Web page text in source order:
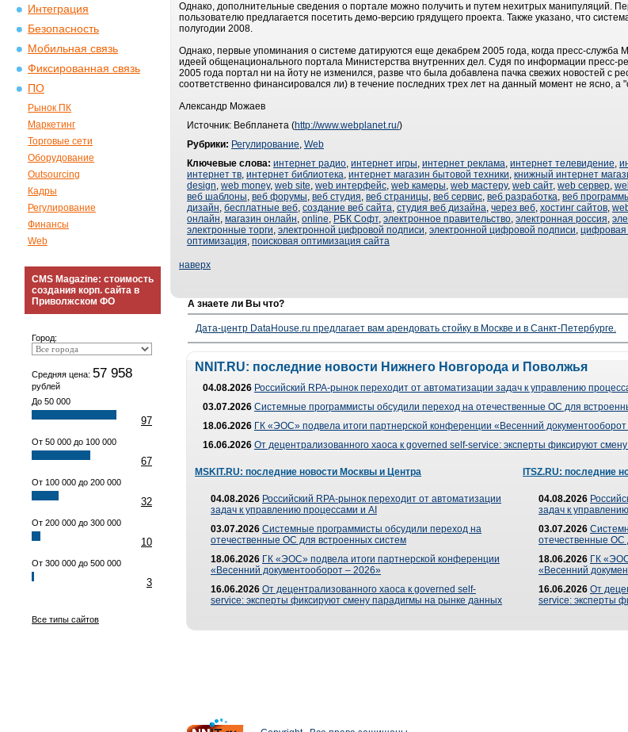
Интеграция
Безопасность
Мобильная связь
Фиксированная связь
ПО
Рынок ПК
Маркетинг
Торговые сети
Оборудование
Outsourcing
Кадры
Регулирование
Финансы
Web
CMS Magazine: стоимость
создания корп. сайта в
Приволжском ФО
Город:
Средняя цена: 57 958
рублей
До 50 000
97
От 50 000 до 100 000
67
От 100 000 до 200 000
32
От 200 000 до 300 000
10
От 300 000 до 500 000
3
Все типы сайтов
Однако, дополнительные сведения о портале можно получить и путем нехитрых манипуляций.
пользователю предлагается посетить демо-версию грядущего проекта. Также указано, что
полугодии 2008.
Однако, первые упоминания о системе датируются еще декабрем 2005 года, когда пресс-
идеей общенационального портала Министерства внутренних дел. Судя по информации пресс-
2005 года портал ни на йоту не изменился, разве что была добавлена пачка свежих новостей с
соответственно финансировался ли) в течение последних трех лет на данный момент не ясно,
Александр Можаев
Источник: Вебпланета (http://www.webplanet.ru/)
Рубрики: Регулирование, Web
Ключевые слова: интернет радио, интернет игры, интернет реклама, интернет телевидение,
интернет тв, интернет библиотека, интернет магазин бытовой техники, книжный интернет
design, web money, web site, web интерфейс, web камеры, web мастеру, web сайт, web сервер,
веб шаблоны, веб форумы, веб студия, веб страницы, веб сервис, веб разработка, веб
дизайн, бесплатные веб, создание веб сайта, студия веб дизайна, через веб, хостинг сайтов,
онлайн, магазин онлайн, online, РБК Софт, электронное правительство, электронная россия,
электронные торги, электронной цифровой подписи, электронной цифровой подписи, цифровая
оптимизация, поисковая оптимизация сайта
наверх
А знаете ли Вы что?
Дата-центр DataHouse.ru предлагает вам арендовать стойку в Москве и в Санкт-Петербурге.
NNIT.RU: последние новости Нижнего Новгорода и Поволжья
04.08.2026 Российский RPA-рынок переходит от автоматизации задач к управлению
03.07.2026 Системные программисты обсудили переход на отечественные ОС для
18.06.2026 ГК «ЭОС» подвела итоги партнерской конференции «Весенний
16.06.2026 От децентрализованного хаоса к governed self-service: эксперты фиксируют
MSKIT.RU: последние новости Москвы и Центра
04.08.2026 Российский RPA-рынок переходит от автоматизации
задач к управлению процессами и AI
03.07.2026 Системные программисты обсудили переход на
отечественные ОС для встроенных систем
18.06.2026 ГК «ЭОС» подвела итоги партнерской конференции
«Весенний документооборот – 2026»
16.06.2026 От децентрализованного хаоса к governed self-
service: эксперты фиксируют смену парадигмы на рынке данных
ITSZ.RU: последние
04.08.2026
задач к
03.07.2026
отечественные ОС
18.06.2026 ГК
«Весенний
16.06.2026 От
service: эксперты